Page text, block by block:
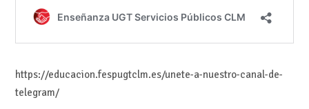
https://educacion.fespugtclm.es/unete-a-nuestro-canal-de-
telegram/